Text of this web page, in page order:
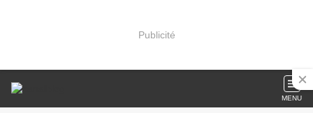
Publicité
MENU